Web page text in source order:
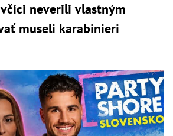
neverili vlastným
museli karabinieri